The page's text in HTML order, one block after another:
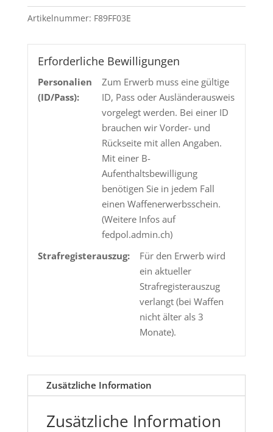
2.6g
Artikelnummer: F89FF03E
Erforderliche Bewilligungen
Personalien
(ID/Pass):
Zum Erwerb muss eine gültige
ID, Pass oder Ausländerausweis
vorgelegt werden. Bei einer ID
brauchen wir Vorder- und
Rückseite mit allen Angaben.
Mit einer B-
Aufenthaltsbewilligung
benötigen Sie in jedem Fall
einen Waffenerwerbsschein.
(Weitere Infos auf
fedpol.admin.ch)
Strafregisterauszug:
Für den Erwerb wird
ein aktueller
Strafregisterauszug
verlangt (bei Waffen
nicht älter als 3
Monate).
Zusätzliche Information
Zusätzliche Information